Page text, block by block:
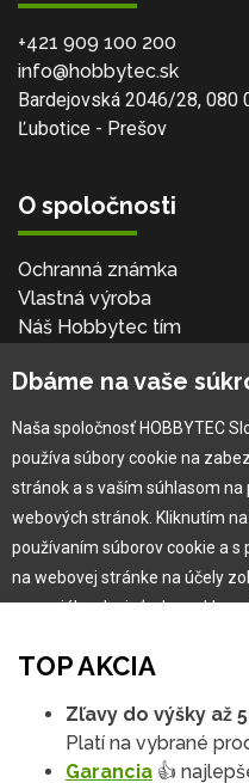
+421 909 100 200
info@hobbytec.sk
Bardejovská 2046/28, 080
Ľubotice - Prešov
O spoločnosti
Ochranná známka
Vlastná výroba
Náš Hobbytec tím
Naša história
Pre zákazníka
Garancia najlepšej ceny
Užívateľský manuál
Reklamácia
TOP AKCIA
Zľavy do výšky až
Platí na vybrané
Garancia 👍
Dbáme na vaše
Naša spoločnosť HOBBYTEC
používa súbory cookie na
stránok a s vaším súhlasom
webových stránok. Kliknutím
používaním súborov cookie a
na webovej stránke na účely
na sociálnych sieťach a
Viac informácií
Na našich webových